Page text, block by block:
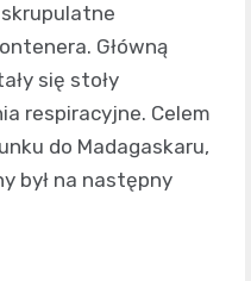
Główną
się stoły
respiracyjne. Celem
do Madagaskaru,
był na następny